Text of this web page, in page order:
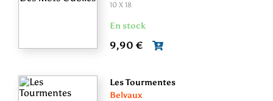
10 X 18
En stock
9,90 €
Les Tourmentes
Belvaux